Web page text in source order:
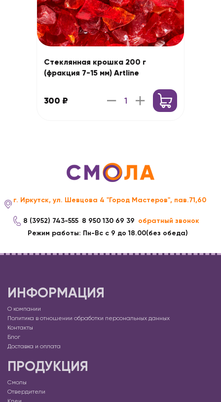
Стеклянная крошка 200 г
(фракция 7-15 мм) Artline
300 ₽
г. Иркутск, ул. Шевцова 4 "Город Мастеров", пав.71,60
8 (3952) 743-555 8 950 130 69 39 обратный звонок
Режим работы: Пн-Вс с 9 до 18.00(без обеда)
ИНФОРМАЦИЯ
О компании
Политика в отношении обработки персональных данных
Контакты
Блог
Доставка и оплата
ПРОДУКЦИЯ
Смолы
Отвердители